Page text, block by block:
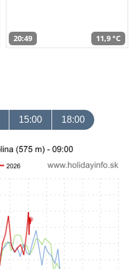
20:49 11,9 °C
15:00 18:00